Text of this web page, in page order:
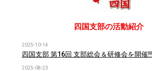
四国支部の活動紹介
2025-10-14
四国支部 第16回 支部総会＆研修会を開催!!
2025-08-23